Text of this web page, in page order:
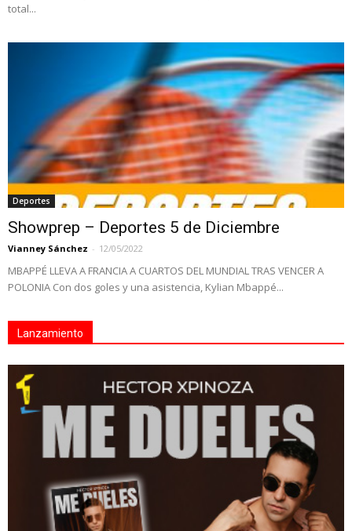
total...
Deportes
Showprep – Deportes 5 de Diciembre
Vianney Sánchez - 12/05/2022
MBAPPÉ LLEVA A FRANCIA A CUARTOS DEL MUNDIAL TRAS VENCER A
POLONIA Con dos goles y una asistencia, Kylian Mbappé...
Lanzamiento